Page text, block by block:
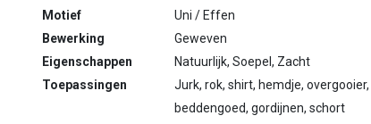
Motief
Uni / Effen
Bewerking
Geweven
Eigenschappen
Natuurlijk, Soepel, Zacht
Toepassingen
Jurk, rok, shirt, hemdje,
beddengoed, gordijnen, schort